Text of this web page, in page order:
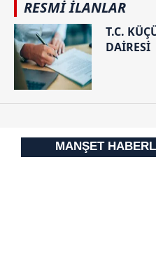
RESMİ İLANLAR
T.C.
DAİRESİ
MANŞET